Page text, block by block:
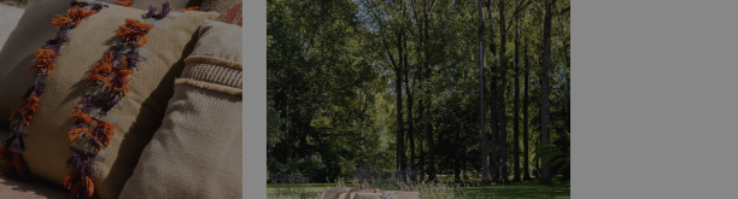
toestemming van gasten op te slaan voor het gebruik
niet-essentiële doeleinden
gebruikt om de toestemming van de gebruiker en
hun interactie met de site op te slaan. Het registreert
toestemming van de bezoeker met betrekking tot
en instellingen, zodat hun voorkeuren